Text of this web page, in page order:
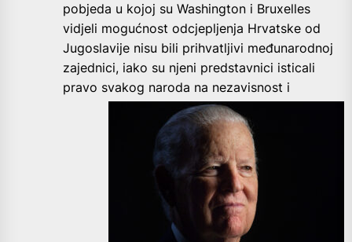
pobjeda u kojoj su Washington i Bruxelles
vidjeli mogućnost odcjepljenja Hrvatske od
Jugoslavije nisu bili prihvatljivi međunarodnoj
zajednici, iako su njeni predstavnici isticali
pravo svakog naroda na nezavisnost i